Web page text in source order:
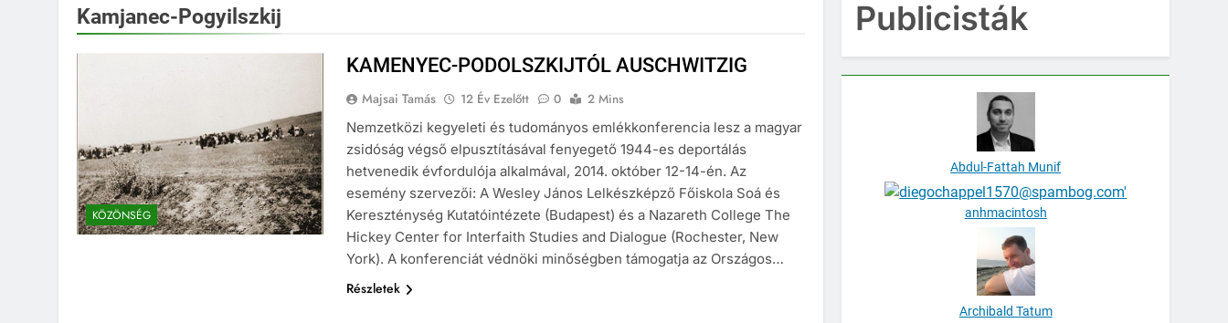
Kamjanec-Pogyilszkij
KÖZÖNSÉG
KAMENYEC-PODOLSZKIJTÓL AUSCHWITZIG
Majsai Tamás 12 Év Ezelőtt 0
2 Mins
Nemzetközi kegyeleti és tudományos emlékkonferencia lesz a magyar
zsidóság végső elpusztításával fenyegető 1944-es deportálás
hetvenedik évfordulója alkalmával, 2014. október 12-14-én. Az
esemény szervezői: A Wesley János Lelkészképző Főiskola Soá és
Kereszténység Kutatóintézete (Budapest) és a Nazareth College The
Hickey Center for Interfaith Studies and Dialogue (Rochester, New
York). A konferenciát védnöki minőségben támogatja az Országos…
Részletek
Publicisták
Abdul-Fattah Munif
anhmacintosh
Archibald Tatum